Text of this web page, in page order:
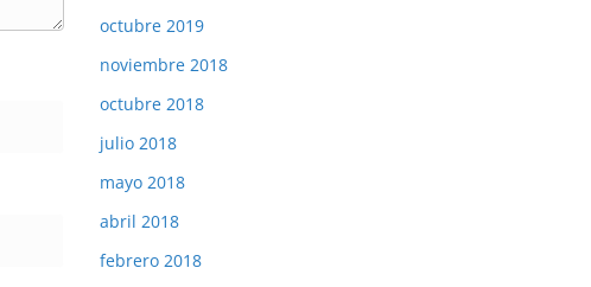
octubre 2019
noviembre 2018
octubre 2018
julio 2018
mayo 2018
abril 2018
febrero 2018